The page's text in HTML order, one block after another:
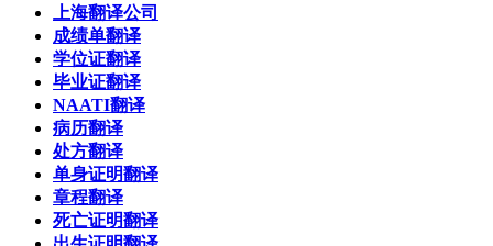
上海翻译公司
成绩单翻译
学位证翻译
毕业证翻译
NAATI翻译
病历翻译
处方翻译
单身证明翻译
章程翻译
死亡证明翻译